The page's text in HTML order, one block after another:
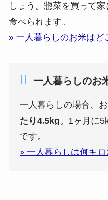
しょう。惣菜を買って
食べられます。
» 一人暮らしのお米はど
一人暮らしのお
一人暮らしの場合、
たり4.5kg。1ヶ月に
です。
» 一人暮らしは何キロ